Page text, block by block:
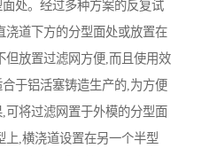
处。经过多种方案的反复试
浇道下方的分型面处或放置在
但放置过滤网方便,而且使用效
于铝活塞铸造生产的,为方便
可将过滤网置于外模的分型面
上,横浇道设置在另一个半型